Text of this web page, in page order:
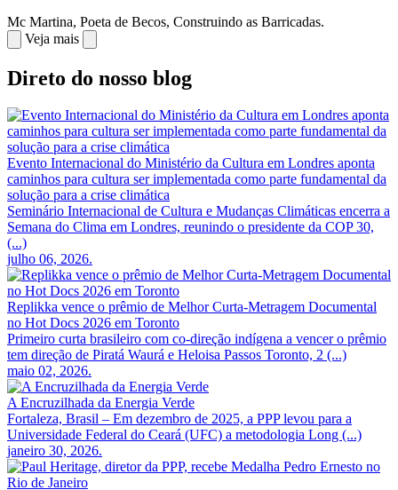
Mc Martina, Poeta de Becos, Construindo as Barricadas.
Veja mais
Direto do nosso blog
Evento Internacional do Ministério da Cultura em Londres aponta
caminhos para cultura ser implementada como parte fundamental da
solução para a crise climática
Seminário Internacional de Cultura e Mudanças Climáticas encerra a
Semana do Clima em Londres, reunindo o presidente da COP 30,
(...)
julho 06, 2026.
Replikka vence o prêmio de Melhor Curta-Metragem Documental
no Hot Docs 2026 em Toronto
Primeiro curta brasileiro com co-direção indígena a vencer o prêmio
tem direção de Piratá Waurá e Heloisa Passos Toronto, 2 (...)
maio 02, 2026.
A Encruzilhada da Energia Verde
Fortaleza, Brasil – Em dezembro de 2025, a PPP levou para a
Universidade Federal do Ceará (UFC) a metodologia Long (...)
janeiro 30, 2026.